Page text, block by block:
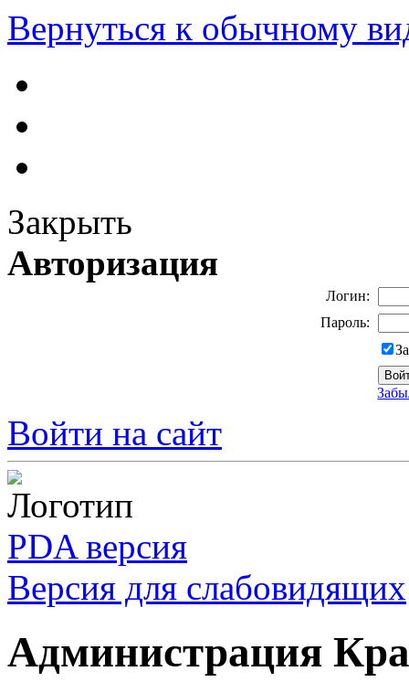
Вернуться к обычному
Закрыть
Авторизация
Логин:
Пароль:
Войти на сайт
PDA версия
Версия для слабовидящих
Администрация